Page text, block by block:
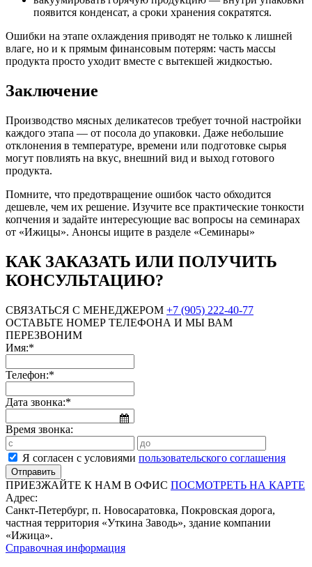
появится конденсат, а сроки хранения сократятся.
Ошибки на этапе охлаждения приводят не только к лишней
влаге, но и к прямым финансовым потерям: часть массы
продукта просто уходит вместе с вытекшей жидкостью.
Заключение
Производство мясных деликатесов требует точной настройки
каждого этапа — от посола до упаковки. Даже небольшие
отклонения в температуре, времени или подготовке сырья
могут повлиять на вкус, внешний вид и выход готового
продукта.
Помните, что предотвращение ошибок часто обходится
дешевле, чем их решение. Изучите все практические тонкости
копчения и задайте интересующие вас вопросы на семинарах
от «Ижицы». Анонсы ищите в разделе «Семинары»
КАК ЗАКАЗАТЬ ИЛИ ПОЛУЧИТЬ
КОНСУЛЬТАЦИЮ?
СВЯЗАТЬСЯ С МЕНЕДЖЕРОМ +7 (905) 222-40-77
ОСТАВЬТЕ НОМЕР ТЕЛЕФОНА И МЫ ВАМ
ПЕРЕЗВОНИМ
Имя:*
Телефон:*
Дата звонка:*
Время звонка:
Я согласен с условиями пользовательского соглашения
ПРИЕЗЖАЙТЕ К НАМ В ОФИС ПОСМОТРЕТЬ НА КАРТЕ
Адрес:
Санкт-Петербург, п. Новосаратовка, Покровская дорога,
частная территория «Уткина Заводь», здание компании
«Ижица».
Справочная информация